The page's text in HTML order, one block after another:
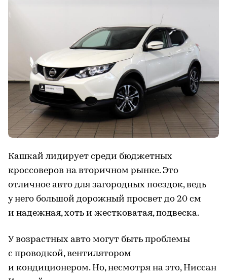
Кашкай лидирует среди бюджетных
кроссоверов на вторичном рынке. Это
отличное авто для загородных поездок, ведь
у него большой дорожный просвет до 20 см
и надежная, хоть и жестковатая, подвеска.
У возрастных авто могут быть проблемы
с проводкой, вентилятором
и кондиционером. Но, несмотря на это, Ниссан